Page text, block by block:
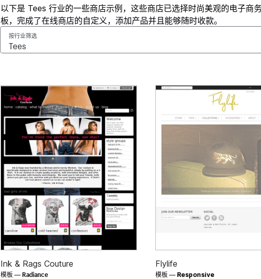
以下是 Tees 行业的一些商店示例，这些商店已选择时尚美观的电子商
板，完成了在线商店的自定义，添加产品并且能够随时收款。
按行业筛选
Ink & Rags Couture
模板 — Radiance
Flylife
模板 — Responsive